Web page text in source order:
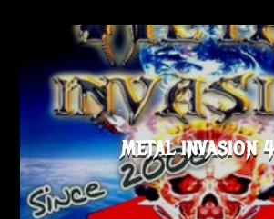
METAL INVASION